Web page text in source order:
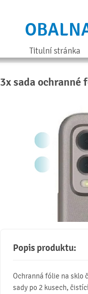
Titulní stránka
3x sada ochranné
Popis produktu:
Ochranná fólie na sklo
sady po 2 kusech,